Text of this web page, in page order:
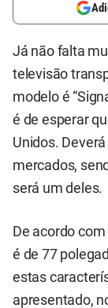
Já não falta
televisão
modelo é
é de esperar
Unidos.
mercados,
será um deles.
De acordo com
é de 77
estas
apresentado,